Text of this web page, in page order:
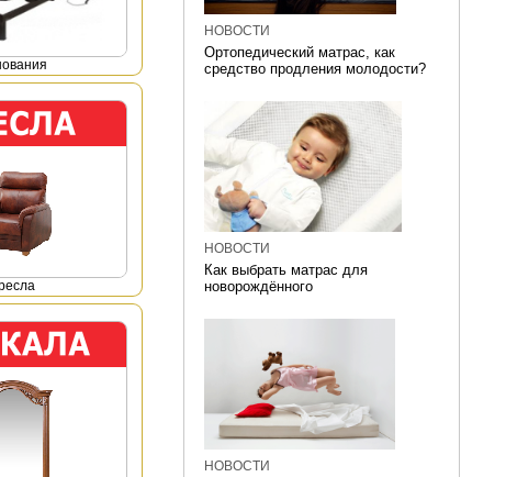
НОВОСТИ
Ортопедический матрас, как
средство продления молодости?
НОВОСТИ
Как выбрать матрас для
новорождённого
НОВОСТИ